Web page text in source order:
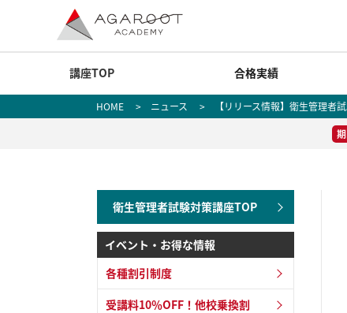
講座TOP 合格実績
HOME > ニュース > 【リリース情報】衛生管理者試
衛生管理者試験対策講座TOP
イベント・お得な情報
各種割引制度
受講料10％OFF！他校乗換割